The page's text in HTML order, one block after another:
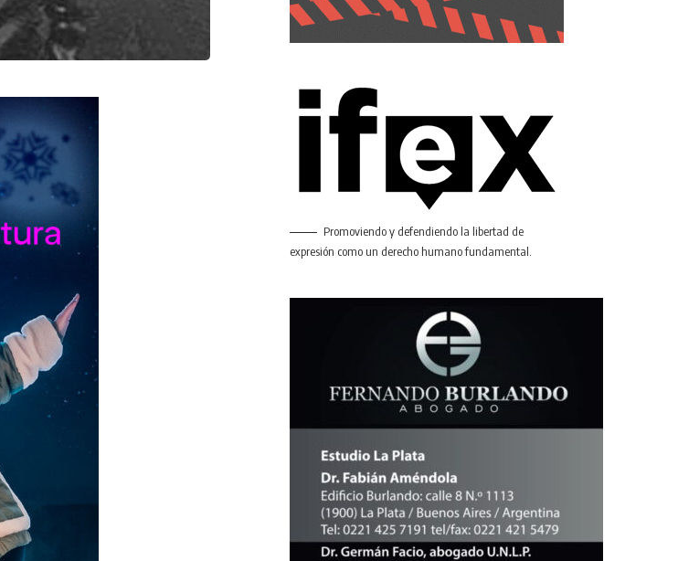
Promoviendo y defendiendo la libertad de
expresión como un derecho humano fundamental.